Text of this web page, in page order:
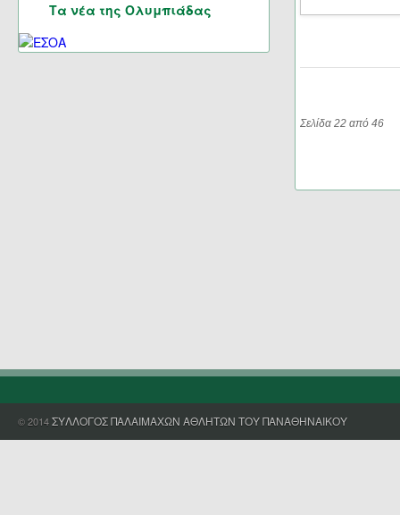
Τα νέα της Ολυμπιάδας
Σελίδα 22 από 46
© 2014ΣΥΛΛΟΓΟΣ ΠΑΛΑΙΜΑΧΩΝ ΑΘΛΗΤΩΝ ΤΟΥ ΠΑΝΑΘΗΝΑΙΚΟΥ